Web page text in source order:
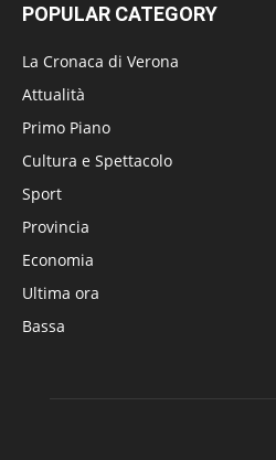
POPULAR CATEGORY
La Cronaca di Verona
Attualità
Primo Piano
Cultura e Spettacolo
Sport
Provincia
Economia
Ultima ora
Bassa